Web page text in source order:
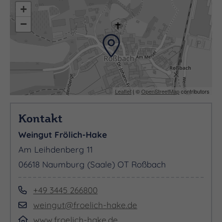
+
−
Leaflet| ©OpenStreetMapcontributors
Kontakt
Weingut Frölich-Hake
Am Leihdenberg 11
06618 Naumburg (Saale) OT Roßbach
+49 3445 266800
weingut@froelich-hake.de
www.froelich-hake.de